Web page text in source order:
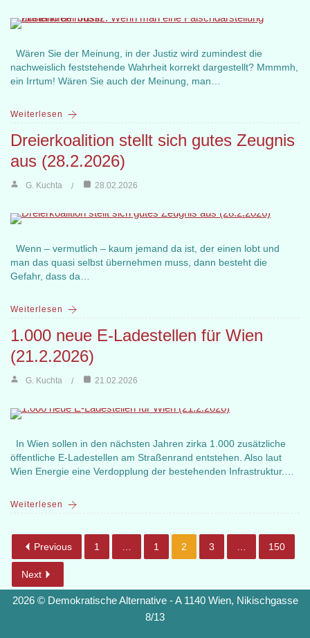
Wären Sie der Meinung, in der Justiz wird zumindest die
nachweislich feststehende Wahrheit korrekt dargestellt? Mmmmh,
ein Irrtum! Wären Sie auch der Meinung, man…
Weiterlesen
Dreierkoalition stellt sich gutes Zeugnis
aus (28.2.2026)
G. Kuchta 28.02.2026
Wenn – vermutlich – kaum jemand da ist, der einen lobt und
man das quasi selbst übernehmen muss, dann besteht die
Gefahr, dass da…
Weiterlesen
1.000 neue E-Ladestellen für Wien
(21.2.2026)
G. Kuchta 21.02.2026
In Wien sollen in den nächsten Jahren zirka 1.000 zusätzliche
öffentliche E-Ladestellen am Straßenrand entstehen. Also laut
Wien Energie eine Verdopplung der bestehenden Infrastruktur.…
Weiterlesen
Previous 1 … 1 2 3 … 150
Next
2026 © Demokratische Alternative - A 1140 Wien, Nikischgasse
8/13